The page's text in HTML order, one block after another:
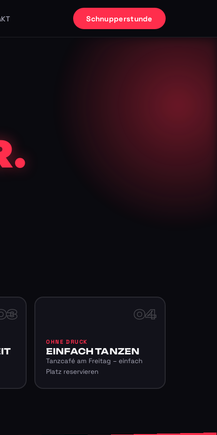
Schnupperstunde
04
OHNE DRUCK
EINFACH TANZEN
Tanzcafé am Freitag – einfach
Platz reservieren